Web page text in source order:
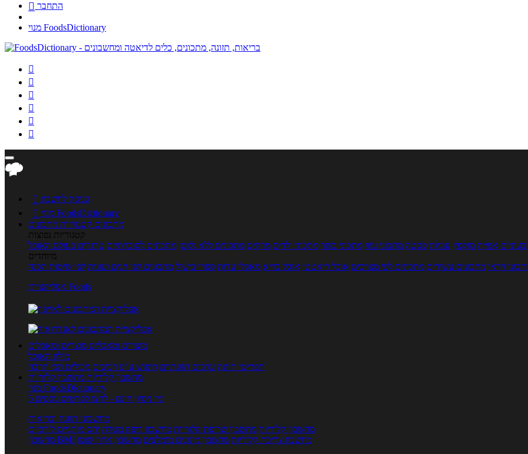
 התחבר
מנוי FoodsDictionary






 כניסה לחשבון

מנוי FoodsDictionary
מתכונים קטגוריות מתכונים
קטגוריות נפוצות
אפייה מוקפץ עוגיות פסטה מתכוני עוף מתכוני בשר מתכוני ילדים מרקים מתכונים ללא גלוטן מתכונים לסוכרתיים טרנדים בעולם האוכל
מיוחדים
וידאו מתכונים עשירים מתכונים לפי מצרכים אוכל דיאטטי אוכל בריא מאכלי עדות ספרי בישול מתכונים לפי חגים ועונות לפי שיטות הכנה
אפליקציית Foods
מוצרים ומאכלים מוצרים ומאכלים
מילון האוכל
תפריטי תזונה ערכים תזונתיים חיפוש ע"פ רכיבים מכילים הכי הרבה
מחשבון קלוריות מחשבון קלוריות
מנוי FoodsDictionary
5 ימי ניסיון חינם - לחצו לפרטים נוספים
מחשבוני תזונה ובריאות
מחשבון קלוריות מחשבון שריפת קלוריות מחשבון דופק מטרה יחס מותניים לירכיים
מחשבון BMI
מחשבון צריכת קלוריות מחשבון מינונים מומלצים מחשבון אחוז שומן